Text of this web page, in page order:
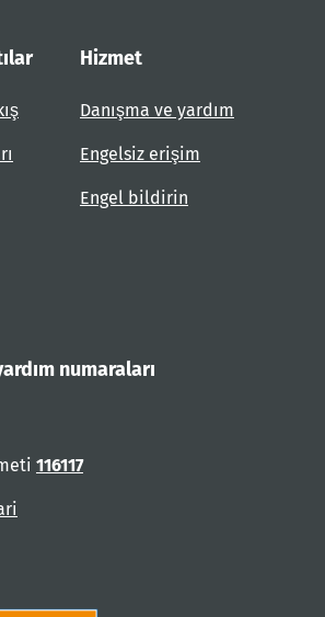
Hizmet
Danışma ve yardım
Engelsiz erişim
Engel bildirin
numaraları
116117